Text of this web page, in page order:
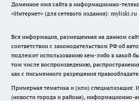
Доменное имя сайта в информационно-
«Интернет» (для сетевого издания): myliski.ru
Вся информация, размещенная на данном
соответствии с законодательством РФ об
подлежит использованию кем-либо в какой
том числе воспроизведению,
как с письменного разрешения
Примерная тематика и (или) специализация:
(новости города и района), информационно-